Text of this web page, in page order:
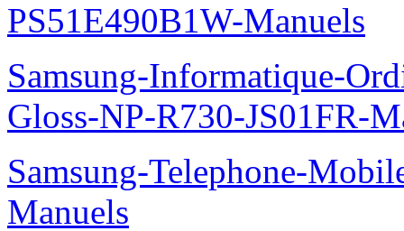
PS51E490B1W-Manuels
Samsung-Informatique-
Gloss-NP-R730-JS01FR-
Samsung-Telephone-
Manuels